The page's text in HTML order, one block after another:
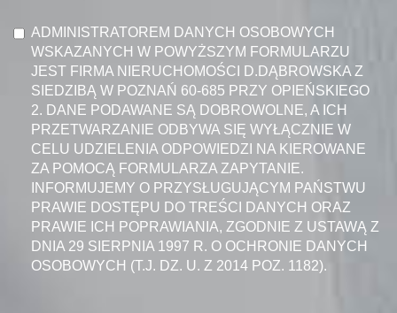
ADMINISTRATOREM DANYCH OSOBOWYCH
WSKAZANYCH W POWYŻSZYM FORMULARZU
JEST FIRMA NIERUCHOMOŚCI D.DĄBROWSKA Z
SIEDZIBĄ W POZNAŃ 60-685 PRZY OPIEŃSKIEGO
2. DANE PODAWANE SĄ DOBROWOLNE, A ICH
PRZETWARZANIE ODBYWA SIĘ WYŁĄCZNIE W
CELU UDZIELENIA ODPOWIEDZI NA KIEROWANE
ZA POMOCĄ FORMULARZA ZAPYTANIE.
INFORMUJEMY O PRZYSŁUGUJĄCYM PAŃSTWU
PRAWIE DOSTĘPU DO TREŚCI DANYCH ORAZ
PRAWIE ICH POPRAWIANIA, ZGODNIE Z USTAWĄ Z
DNIA 29 SIERPNIA 1997 R. O OCHRONIE DANYCH
OSOBOWYCH (T.J. DZ. U. Z 2014 POZ. 1182).